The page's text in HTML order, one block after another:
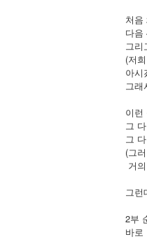
처음
다음
그리
(저
아시
그래
이런
그
그
(그
거
그런
2부
바로